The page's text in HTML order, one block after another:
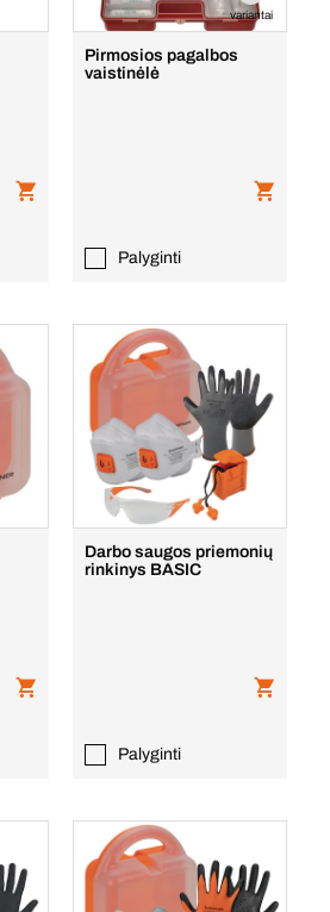
variantai
Pirmosios pagalbos
vaistinėlė
Palyginti
Darbo saugos priemonių
rinkinys BASIC
Palyginti